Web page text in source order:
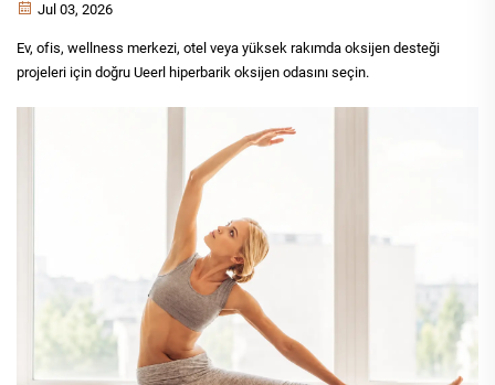
Jul 03, 2026
Ev, ofis, wellness merkezi, otel veya yüksek rakımda oksijen desteği
projeleri için doğru Ueerl hiperbarik oksijen odasını seçin.